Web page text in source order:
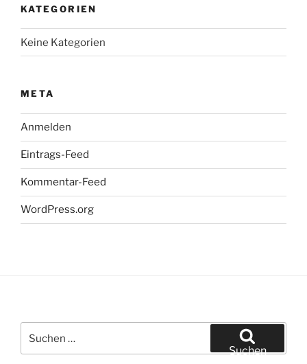
KATEGORIEN
Keine Kategorien
META
Anmelden
Eintrags-Feed
Kommentar-Feed
WordPress.org
nach:
Suchen